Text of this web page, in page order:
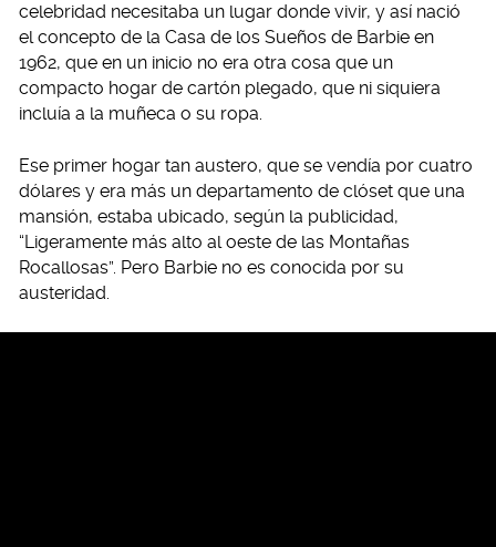
celebridad necesitaba un lugar donde vivir, y así nació
el concepto de la Casa de los Sueños de Barbie en
1962, que en un inicio no era otra cosa que un
compacto hogar de cartón plegado, que ni siquiera
incluía a la muñeca o su ropa.
Ese primer hogar tan austero, que se vendía por cuatro
dólares y era más un departamento de clóset que una
mansión, estaba ubicado, según la publicidad,
“Ligeramente más alto al oeste de las Montañas
Rocallosas”. Pero Barbie no es conocida por su
austeridad.